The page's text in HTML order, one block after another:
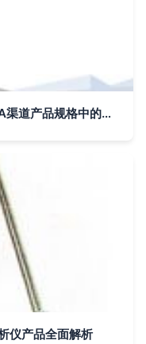
电热式空气热交换器经营能力分析 A渠道产品规格中的其他气体应用场景
仪产品全面解析